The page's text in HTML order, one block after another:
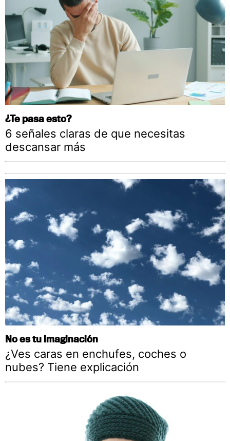
¿Te pasa esto?
6 señales claras de que necesitas
descansar más
No es tu imaginación
¿Ves caras en enchufes, coches o
nubes? Tiene explicación